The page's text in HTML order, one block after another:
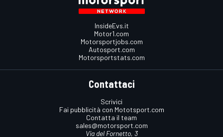
InsideEvs.it
Motor1.com
Motorsportjobs.com
Autosport.com
Motorsportstats.com
Contattaci
Scrivici
Fai pubblicità con Mototsport.com
Contatta il team
sales@motorsport.com
Via del Fornetto, 3